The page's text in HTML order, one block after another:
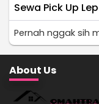
Sewa Pick Up
Pernah nggak sih
About Us